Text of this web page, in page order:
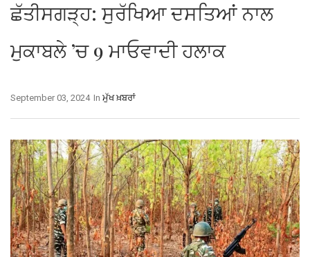
ਛੱਤੀਸਗੜ੍ਹ: ਸੁਰੱਖਿਆ ਦਸਤਿਆਂ ਨਾਲ
ਮੁਕਾਬਲੇ ’ਚ 9 ਮਾਓਵਾਦੀ ਹਲਾਕ
In ਮੁੱਖ ਖ਼ਬਰਾਂ
September 03, 2024